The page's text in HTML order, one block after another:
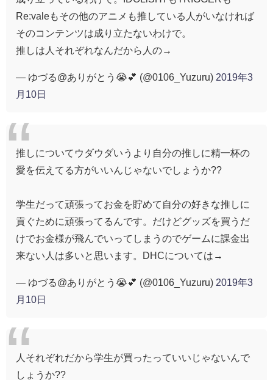
Re:valeもその他のアニメも推している人がいなければ
そのコンテンツは成り立たないわけで。
推しは人それぞれなんだから人の→
— ゆづる@ありがとう😭💕 (@0106_Yuzuru) 2019年3
月10日
推しについてウダウダいうより自分の推しに精一杯の
愛を伝えてる方がいいんじゃないでしょうか??
学生だって頑張ってお金を貯めて自分の好きな推しに
貢ぐために頑張ってるんです。だけどグッズを買うだ
けでお金様が飛んでいってしまうのでゲームに課金出
来ない人は多いと思います。DHCについては→
— ゆづる@ありがとう😭💕 (@0106_Yuzuru) 2019年3
月10日
人それぞれだから学生が買ったっていいじゃないんで
しょうか??